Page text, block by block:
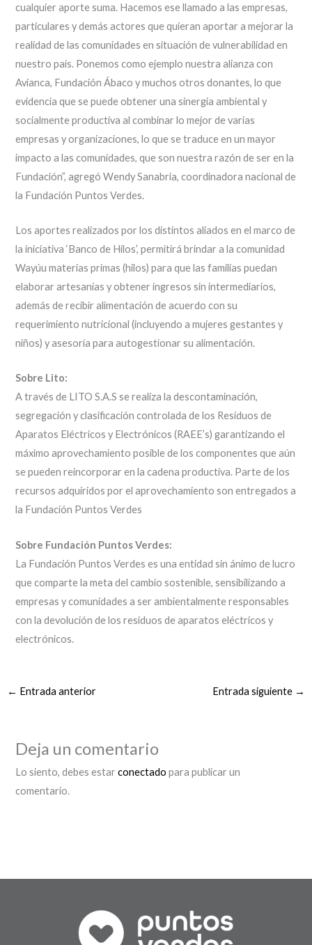
cualquier aporte suma. Hacemos ese llamado a las empresas,
particulares y demás actores que quieran aportar a mejorar la
realidad de las comunidades en situación de vulnerabilidad en
nuestro país. Ponemos como ejemplo nuestra alianza con
Avianca, Fundación Ábaco y muchos otros donantes, lo que
evidencia que se puede obtener una sinergia ambiental y
socialmente productiva al combinar lo mejor de varias
empresas y organizaciones, lo que se traduce en un mayor
impacto a las comunidades, que son nuestra razón de ser en la
Fundación”, agregó Wendy Sanabria, coordinadora nacional de
la Fundación Puntos Verdes.
Los aportes realizados por los distintos aliados en el marco de
la iniciativa ‘Banco de Hilos’, permitirá brindar a la comunidad
Wayúu materias primas (hilos) para que las familias puedan
elaborar artesanías y obtener ingresos sin intermediarios,
además de recibir alimentación de acuerdo con su
requerimiento nutricional (incluyendo a mujeres gestantes y
niños) y asesoría para autogestionar su alimentación.
Sobre Lito:
A través de LITO S.A.S se realiza la descontaminación,
segregación y clasificación controlada de los Residuos de
Aparatos Eléctricos y Electrónicos (RAEE’s) garantizando el
máximo aprovechamiento posible de los componentes que aún
se pueden reincorporar en la cadena productiva. Parte de los
recursos adquiridos por el aprovechamiento son entregados a
la Fundación Puntos Verdes
Sobre Fundación Puntos Verdes:
La Fundación Puntos Verdes es una entidad sin ánimo de lucro
que comparte la meta del cambio sostenible, sensibilizando a
empresas y comunidades a ser ambientalmente responsables
con la devolución de los residuos de aparatos eléctricos y
electrónicos.
← Entrada anterior Entrada siguiente →
Deja un comentario
Lo siento, debes estarconectado para publicar un
comentario.